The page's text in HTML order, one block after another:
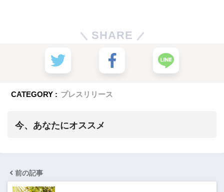
SHARE
CATEGORY : プレスリリース
今、あなたにオススメ
前の記事